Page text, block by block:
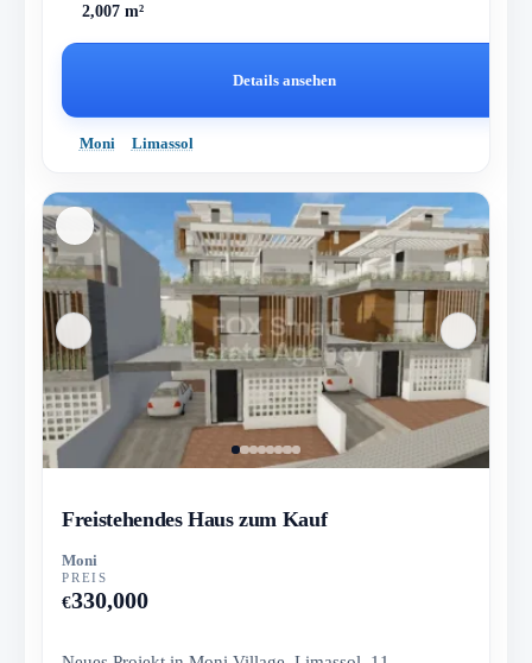
2,007 m²
Details ansehen
Moni Limassol
Freistehendes Haus zum Kauf
Moni
PREIS
€330,000